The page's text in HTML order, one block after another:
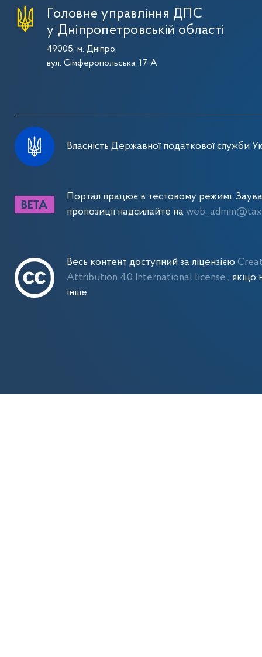
Головне управління ДПС
у Дніпропетровській області
49005, м. Дніпро,
вул. Сімферопольська, 17-А
Власність Державної податкової служби
Портал працює в тестовому режимі.
пропозиції надсилайте на
Весь контент доступний за ліцензією
Attribution 4.0 International license, якщо
інше.